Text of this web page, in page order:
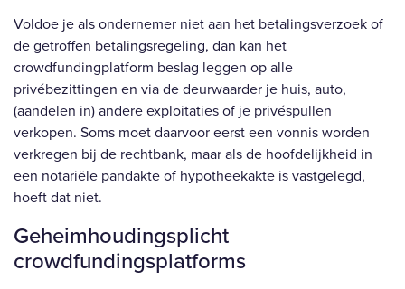
Voldoe je als ondernemer niet aan het betalingsverzoek of
de getroffen betalingsregeling, dan kan het
crowdfundingplatform beslag leggen op alle
privébezittingen en via de deurwaarder je huis, auto,
(aandelen in) andere exploitaties of je privéspullen
verkopen. Soms moet daarvoor eerst een vonnis worden
verkregen bij de rechtbank, maar als de hoofdelijkheid in
een notariële pandakte of hypotheekakte is vastgelegd,
hoeft dat niet.
Geheimhoudingsplicht
crowdfundingsplatforms